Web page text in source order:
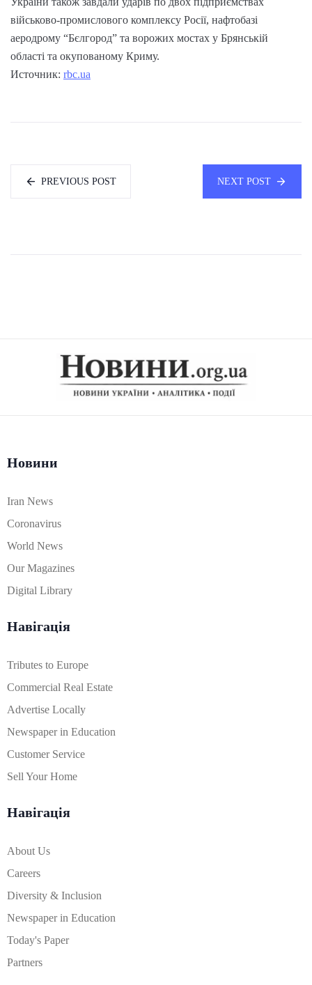
військово-промислового комплексу Росії, нафтобазі
аеродрому “Бєлгород” та ворожих мостах у Брянській
області та окупованому Криму.
Источник: rbc.ua
PREVIOUS POST NEXT POST
Новини
Iran News
Coronavirus
World News
Our Magazines
Digital Library
Навігація
Tributes to Europe
Commercial Real Estate
Advertise Locally
Newspaper in Education
Customer Service
Sell Your Home
Навігація
About Us
Careers
Diversity & Inclusion
Newspaper in Education
Today's Paper
Partners